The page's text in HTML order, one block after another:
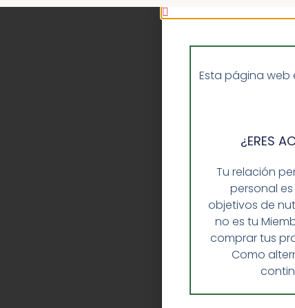
Esta página web
¿ERES
Tu relación
personal
objetivos de
no es tu
comprar tus
Como